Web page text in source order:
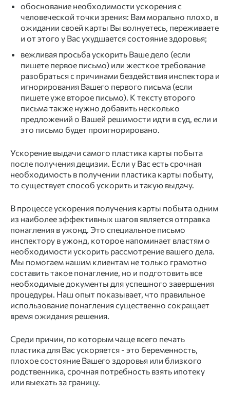
обоснование необходимости ускорения с
человеческой точки зрения: Вам морально плохо, в
ожидании своей карты Вы волнуетесь, переживаете
и от этого у Вас ухудшается состояние здоровья;
вежливая просьба ускорить Ваше дело (если
пишете первое письмо) или жесткое требование
разобраться с причинами бездействия инспектора и
игнорирования Вашего первого письма (если
пишете уже второе письмо). К тексту второго
письма также нужно добавить несколько
предложений о Вашей решимости идти в суд, если и
это письмо будет проигнорировано.
Ускорение выдачи самого пластика карты побыта
после получения децизии. Если у Вас есть срочная
необходимость в получении пластика карты побыту,
то существует способ ускорить и такую выдачу.
В процессе ускорения получения карты побыта одним
из наиболее эффективных шагов является отправка
понагления в ужонд . Это специальное письмо
инспектору в ужонд, которое напоминает властям о
необходимости ускорить рассмотрение вашего дела.
Мы помогаем нашим клиентам не только грамотно
составить такое понагление, но и подготовить все
необходимые документы для успешного завершения
процедуры. Наш опыт показывает, что правильное
использование понагления существенно сокращает
время ожидания решения.
Среди причин, по которым чаще всего печать
пластика для Вас ускоряется - это беременность,
плохое состояние Вашего здоровья или близкого
родственника, срочная потребность взять ипотеку
или выехать за границу. ⠀